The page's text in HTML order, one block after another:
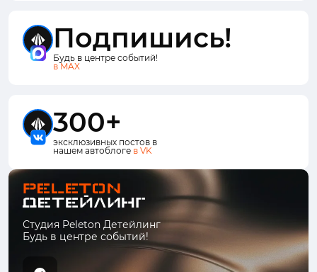
Подпишись!
Будь в центре событий!
в MAX
300+
эксклюзивных постов в
нашем автоблоге в VK
Студия Peleton Детейлинг
Будь в центре событий!